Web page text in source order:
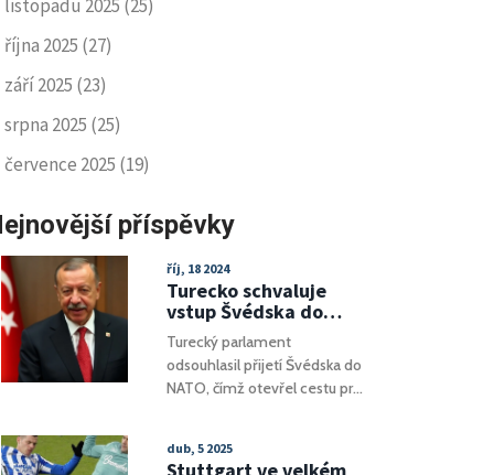
listopadu 2025 (25)
října 2025 (27)
září 2025 (23)
srpna 2025 (25)
července 2025 (19)
příspěvky
říj, 18 2024
Turecko schvaluje
vstup Švédska do
NATO: Maďarsko je
poslední překážkou
Turecký parlament
odsouhlasil přijetí Švédska do
NATO, čímž otevřel cestu pro
zatím neudělilo svůj souhlas.
dub, 5 2025